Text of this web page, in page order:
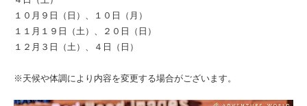
１０月９日（日）、１０日（月）
１１月１９日（土）、２０日（日）
１２月３日（土）、４日（日）
※天候や体調により内容を変更する場合がございます。